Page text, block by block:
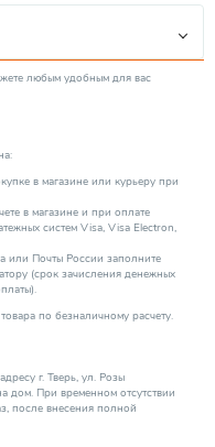
любым удобным для вас
в магазине или курьеру при
в магазине и при оплате
систем Visa, Visa Electron,
или Почты России заполните
(срок зачисления денежных
по безналичному расчету.
г. Тверь, ул. Розы
дом. При временном отсутствии
после внесения полной